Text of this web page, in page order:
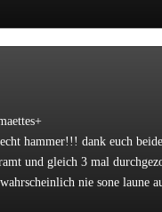
hammer!!! dank euch
und gleich 3 mal
nie sone laune